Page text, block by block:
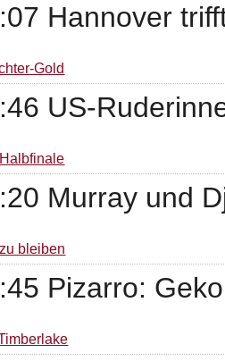
Hannover
Gold
US-
Murray und
bleiben
Pizarro: